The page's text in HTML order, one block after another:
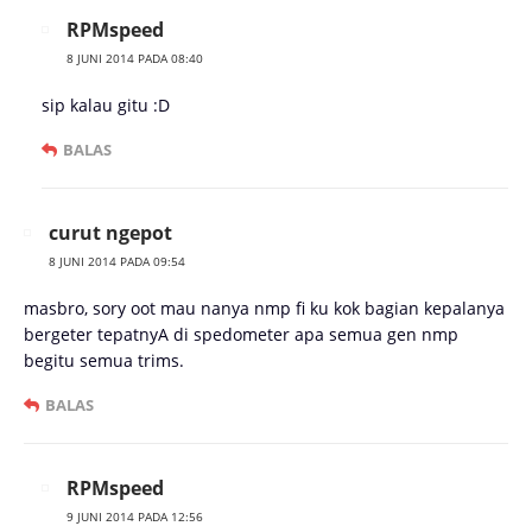
RPMspeed
8 JUNI 2014 PADA 08:40
sip kalau gitu :D
BALAS
curut ngepot
8 JUNI 2014 PADA 09:54
masbro, sory oot mau nanya nmp fi ku kok bagian kepalanya
bergeter tepatnyA di spedometer apa semua gen nmp
begitu semua trims.
BALAS
RPMspeed
9 JUNI 2014 PADA 12:56